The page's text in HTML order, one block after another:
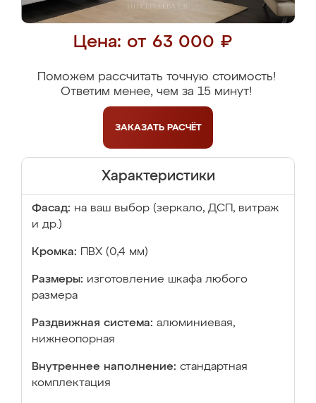
Цена: от 63 000 ₽
Поможем рассчитать точную стоимость!
Ответим менее, чем за 15 минут!
ЗАКАЗАТЬ РАСЧЁТ
Характеристики
Фасад: на ваш выбор (зеркало, ДСП, витраж
и др.)
Кромка: ПВХ (0,4 мм)
Размеры: изготовление шкафа любого
размера
Раздвижная система: алюминиевая,
нижнеопорная
Внутреннее наполнение: стандартная
комплектация